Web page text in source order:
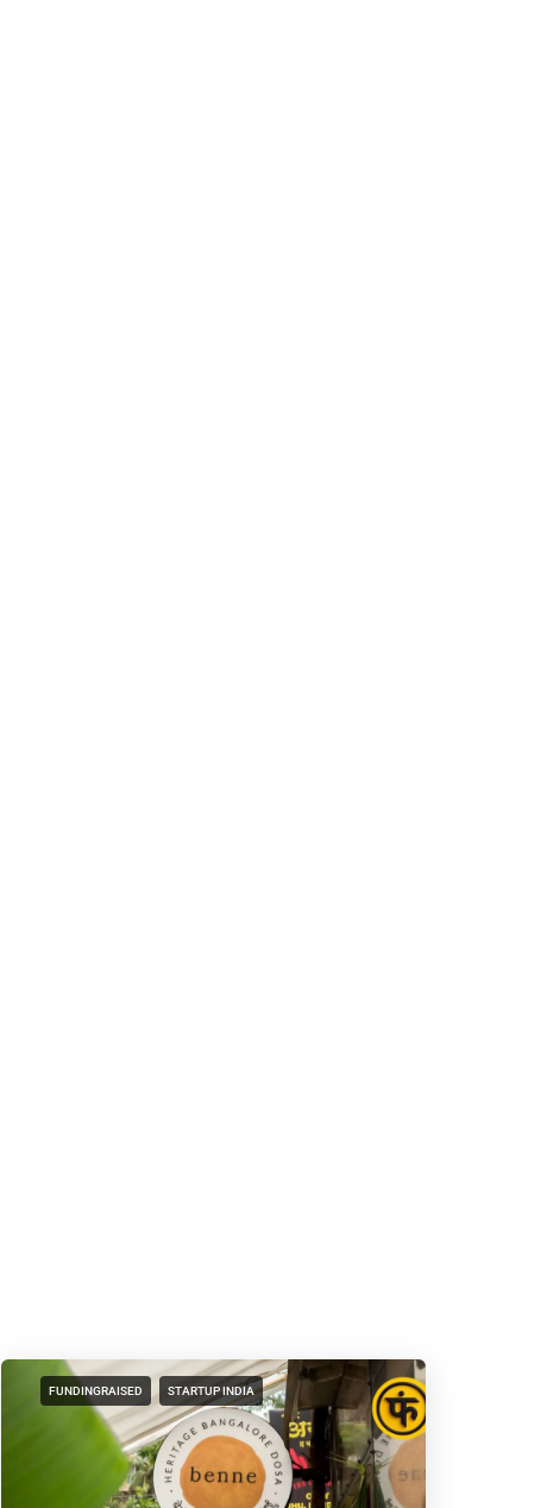
FUNDINGRAISED STARTUP INDIA